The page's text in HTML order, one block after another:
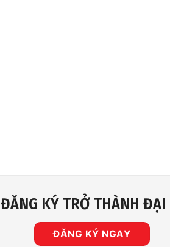
ĐĂNG KÝ TRỞ THÀNH ĐẠI
ĐĂNG KÝ NGAY